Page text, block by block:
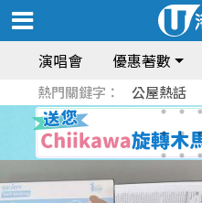
演唱會 優惠著數
熱門關鍵字： 公屋熱話